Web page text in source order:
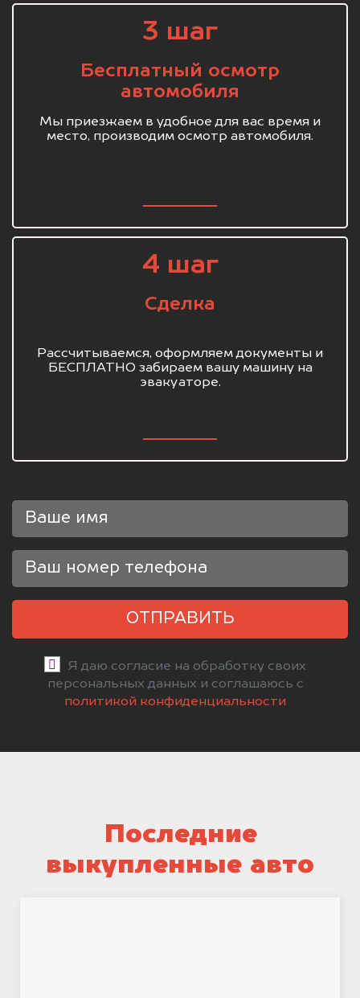
3 шаг
Бесплатный осмотр
автомобиля
Мы приезжаем в удобное для вас время и
место, производим осмотр автомобиля.
4 шаг
Сделка
Рассчитываемся, оформляем документы и
БЕСПЛАТНО забираем вашу машину на
эвакуаторе.
ОТПРАВИТЬ
Я даю согласие на обработку своих
персональных данных и соглашаюсь с
политикой конфиденциальности
Последние
выкупленные авто